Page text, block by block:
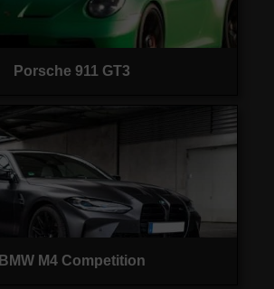
Porsche 911 GT3
BMW M4 Competition